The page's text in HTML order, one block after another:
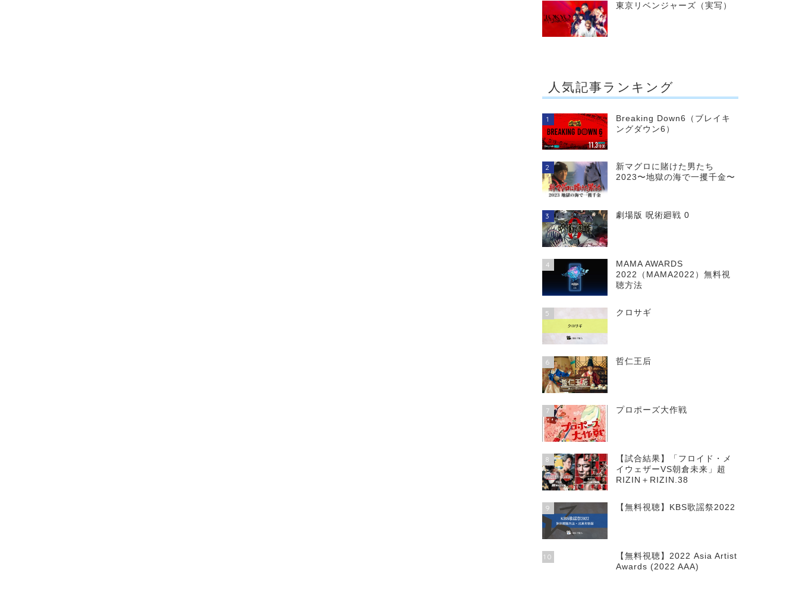
東京リベンジャーズ（実写）
人気記事ランキング
1
Breaking Down6（ブレイキ
ングダウン6）
2
新マグロに賭けた男たち
2023〜地獄の海で一攫千金〜
3 劇場版 呪術廻戦 0
4
MAMA AWARDS
2022（MAMA2022）無料視
聴方法
5 クロサギ
6 哲仁王后
7 プロポーズ大作戦
8
【試合結果】「フロイド・メ
イウェザーVS朝倉未来」超
RIZIN＋RIZIN.38
9 【無料視聴】KBS歌謡祭2022
10
【無料視聴】2022 Asia Artist
Awards (2022 AAA)